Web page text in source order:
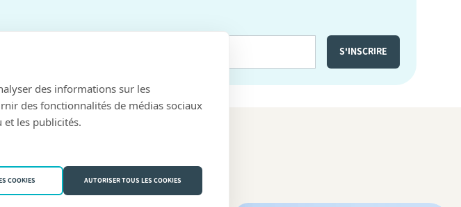
:
des informations sur les
des fonctionnalités de médias sociaux
les publicités.
COOKIES AUTORISER TOUS LES COOKIES